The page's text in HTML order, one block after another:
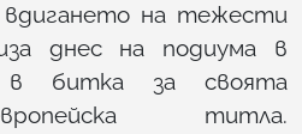
вдигането на тежести
днес на подиума в
в битка за своята
титла.